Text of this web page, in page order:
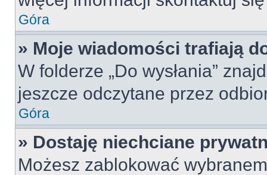
Góra
» Moje wiadomości trafiają
W folderze „Do wysłania”
jeszcze odczytane przez
Góra
» Dostaję niechciane
Możesz zablokować